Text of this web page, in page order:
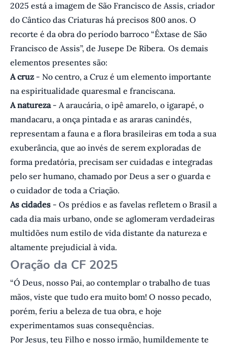
2025 está a imagem de São Francisco de Assis, criador
do Cântico das Criaturas há precisos 800 anos. O
recorte é da obra do período barroco “Êxtase de São
Francisco de Assis”, de Jusepe De Ribera. Os demais
elementos presentes são:
A cruz- No centro, a Cruz é um elemento importante
na espiritualidade quaresmal e franciscana.
A natureza- A araucária, o ipê amarelo, o igarapé, o
mandacaru, a onça pintada e as araras canindés,
representam a fauna e a flora brasileiras em toda a sua
exuberância, que ao invés de serem exploradas de
forma predatória, precisam ser cuidadas e integradas
pelo ser humano, chamado por Deus a ser o guarda e
o cuidador de toda a Criação.
As cidades - Os prédios e as favelas refletem o Brasil a
cada dia mais urbano, onde se aglomeram verdadeiras
multidões num estilo de vida distante da natureza e
altamente prejudicial à vida.
Oração da CF 2025
“Ó Deus, nosso Pai, ao contemplar o trabalho de tuas
mãos, viste que tudo era muito bom! O nosso pecado,
porém, feriu a beleza de tua obra, e hoje
experimentamos suas consequências.
Por Jesus, teu Filho e nosso irmão, humildemente te